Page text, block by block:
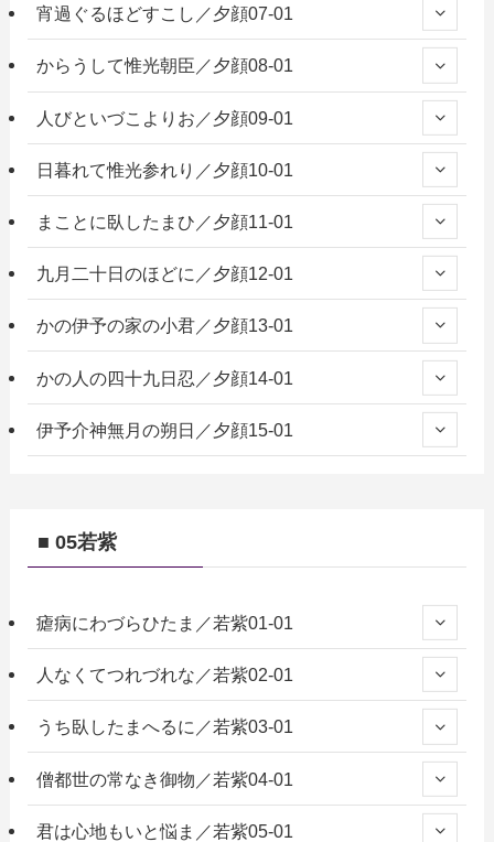
宵過ぐるほどすこし／夕顔07-01
からうして惟光朝臣／夕顔08-01
人びといづこよりお／夕顔09-01
日暮れて惟光参れり／夕顔10-01
まことに臥したまひ／夕顔11-01
九月二十日のほどに／夕顔12-01
かの伊予の家の小君／夕顔13-01
かの人の四十九日忍／夕顔14-01
伊予介神無月の朔日／夕顔15-01
■ 05若紫
瘧病にわづらひたま／若紫01-01
人なくてつれづれな／若紫02-01
うち臥したまへるに／若紫03-01
僧都世の常なき御物／若紫04-01
君は心地もいと悩ま／若紫05-01